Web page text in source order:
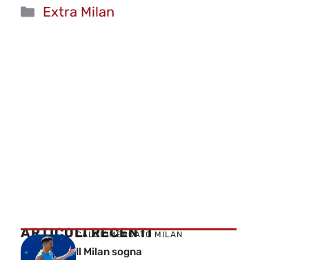
Categorie
Extra Milan
ARTICOLI RECENTI
CALCIOMERCATO MILAN
Il Milan sogna